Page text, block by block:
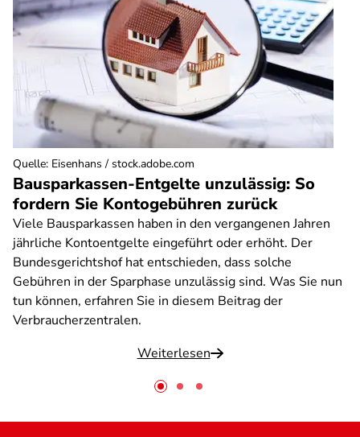
Bausparkassen-Entgelte unzulässig: So
fordern Sie Kontogebühren zurück
Viele Bausparkassen haben in den vergangenen Jahren
jährliche Kontoentgelte eingeführt oder erhöht. Der
Bundesgerichtshof hat entschieden, dass solche
Gebühren in der Sparphase unzulässig sind. Was Sie nun
tun können, erfahren Sie in diesem Beitrag der
Verbraucherzentralen.
Weiterlesen
Quelle: Eisenhans / stock.adobe.com